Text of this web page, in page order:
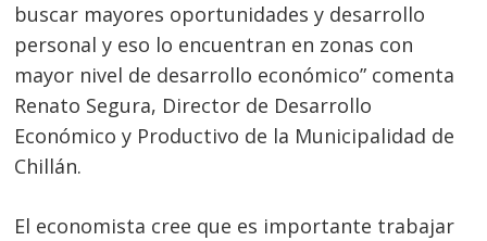
buscar mayores oportunidades y desarrollo
personal y eso lo encuentran en zonas con
mayor nivel de desarrollo económico” comenta
Renato Segura, Director de Desarrollo
Económico y Productivo de la Municipalidad de
Chillán.
El economista cree que es importante trabajar